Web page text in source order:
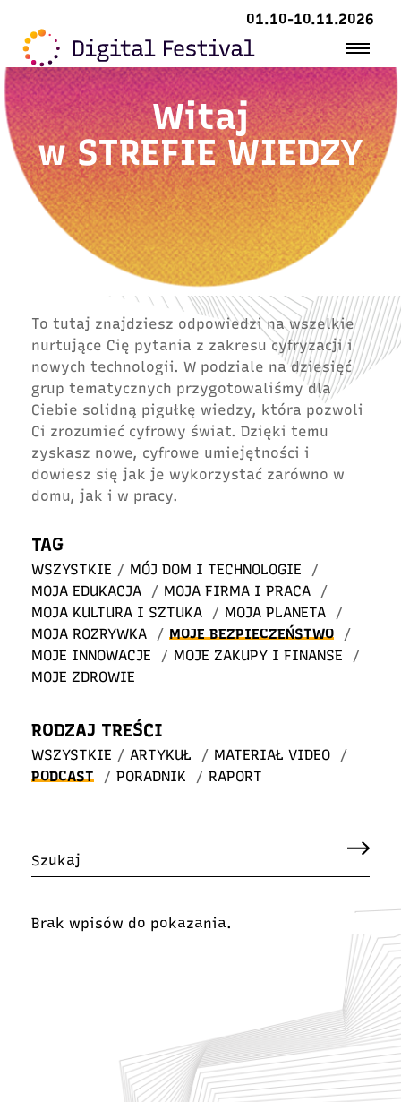
01.10-10.11.2026
Witaj
wSTREFIE WIEDZY
To tutaj znajdziesz odpowiedzi na wszelkie
nurtujące Cię pytania z zakresu cyfryzacji i
nowych technologii. W podziale na dziesięć
grup tematycznych przygotowaliśmy dla
Ciebie solidną pigułkę wiedzy, która pozwoli
Ci zrozumieć cyfrowy świat. Dzięki temu
zyskasz nowe, cyfrowe umiejętności i
dowiesz się jak je wykorzystać zarówno w
domu, jak i w pracy.
TAG
WSZYSTKIE / MÓJ DOM I TECHNOLOGIE
/
MOJA EDUKACJA
/ MOJA FIRMA I PRACA
/
MOJA KULTURA I SZTUKA
/ MOJA PLANETA
/
MOJA ROZRYWKA
/ MOJE BEZPIECZEŃSTWO
/
MOJE INNOWACJE
/ MOJE ZAKUPY I FINANSE
/
MOJE ZDROWIE
RODZAJ TREŚCI
WSZYSTKIE / ARTYKUŁ / MATERIAŁ VIDEO
/
PODCAST
/ PORADNIK / RAPORT
Brak wpisów do pokazania.